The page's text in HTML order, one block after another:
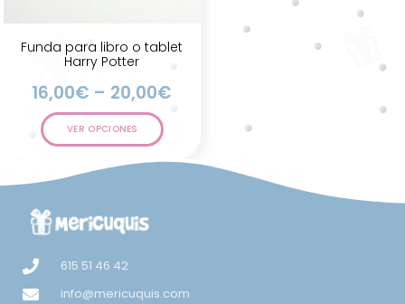
Funda para libro o tablet
Harry Potter
16,00€ – 20,00€
VER OPCIONES
615 51 46 42
info@mericuquis.com